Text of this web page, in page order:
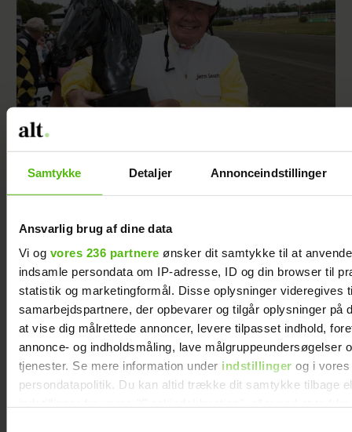
Samtykke Detaljer Annonceindstillinger
Ansvarlig brug af dine data
Vi og vores 236 partnere ønsker dit samtykke til at
indsamle persondata om IP-adresse, ID og din browser til
statistik og marketingformål. Disse oplysninger videregives
samarbejdspartnere, der opbevarer og tilgår oplysninger på
at vise dig målrettede annoncer, levere tilpasset indhold,
annonce- og indholdsmåling, lave målgruppeundersøgelser
tjenester. Se mere information under indstillinger og i vores
persondatapolitik. Du kan altid trække dit samtykke tilbage
Jørn Laursen 50 år efter den store sejr: Jeg